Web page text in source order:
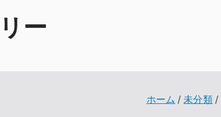
ー
ホーム 未分類